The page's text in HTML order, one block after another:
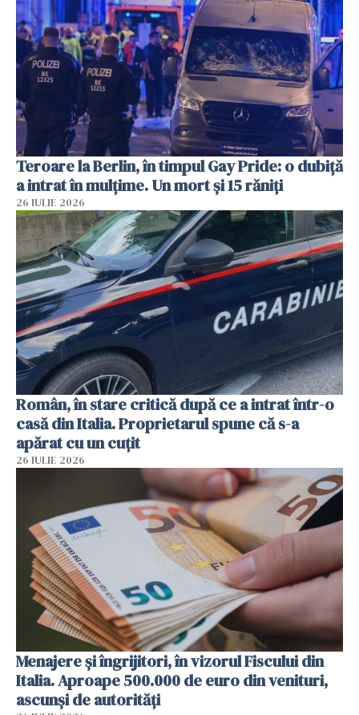
Teroare la Berlin, în timpul Gay Pride: o dubiță
a intrat în mulțime. Un mort și 15 răniți
26 IULIE 2026
Român, în stare critică după ce a intrat într-o
casă din Italia. Proprietarul spune că s-a
apărat cu un cuțit
26 IULIE 2026
Menajere și îngrijitori, în vizorul Fiscului din
Italia. Aproape 500.000 de euro din venituri,
ascunși de autorități